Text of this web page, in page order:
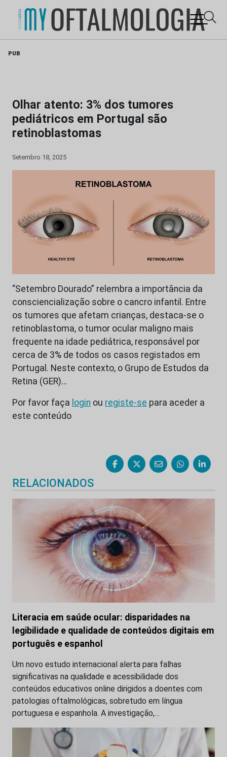
PUB
Olhar atento: 3% dos tumores
pediátricos em Portugal são
retinoblastomas
Setembro 18, 2025
“Setembro Dourado” relembra a importância da
consciencialização sobre o cancro infantil. Entre
os tumores que afetam crianças, destaca-se o
retinoblastoma, o tumor ocular maligno mais
frequente na idade pediátrica, responsável por
cerca de 3% de todos os casos registados em
Portugal. Neste contexto, o Grupo de Estudos da
Retina (GER)…
Por favor faça login ou registe-se para aceder a
este conteúdo
RELACIONADOS
Literacia em saúde ocular: disparidades na
legibilidade e qualidade de conteúdos digitais em
português e espanhol
Um novo estudo internacional alerta para falhas
significativas na qualidade e acessibilidade dos
conteúdos educativos online dirigidos a doentes com
patologias oftalmológicas, sobretudo em língua
portuguesa e espanhola. A investigação,…